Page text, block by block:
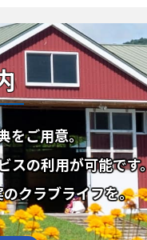
をご用意。
スの利用が可能です
クラブライフを。